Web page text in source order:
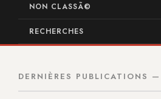
NON CLASSÃ©
RECHERCHES
DERNIÈRES PUBLICATIONS